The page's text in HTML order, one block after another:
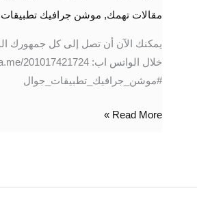
مقالات تهمك, موشن جرافيك
يمكنك الآن أن تصل إلى كل جمهورك
#موشن_جرافيك_تطبيقات_جوال
#تحويل
–
موشن
مصرى
Read More »